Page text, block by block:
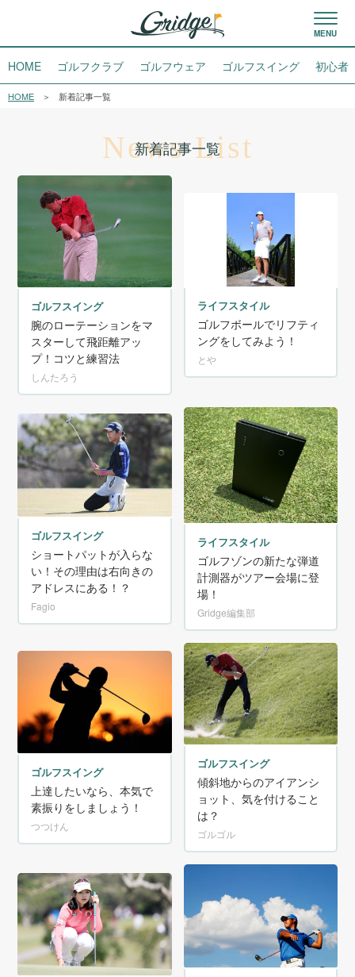
HOME ゴルフクラブ ゴルフウェア ゴルフスイング 初心者
HOME 新着記事一覧
新着記事一覧
News List
ゴルフスイング
腕のローテーションをマ
スターして飛距離アッ
プ！コツと練習法
しんたろう
ライフスタイル
ゴルフボールでリフティ
ングをしてみよう！
とや
ゴルフスイング
ショートパットが入らな
い！その理由は右向きの
アドレスにある！？
Fagio
ライフスタイル
ゴルフゾンの新たな弾道
計測器がツアー会場に登
場！
Gridge編集部
ゴルフスイング
上達したいなら、本気で
素振りをしましょう！
つつけん
ゴルフスイング
傾斜地からのアイアンシ
ョット、気を付けること
は？
ゴルゴル